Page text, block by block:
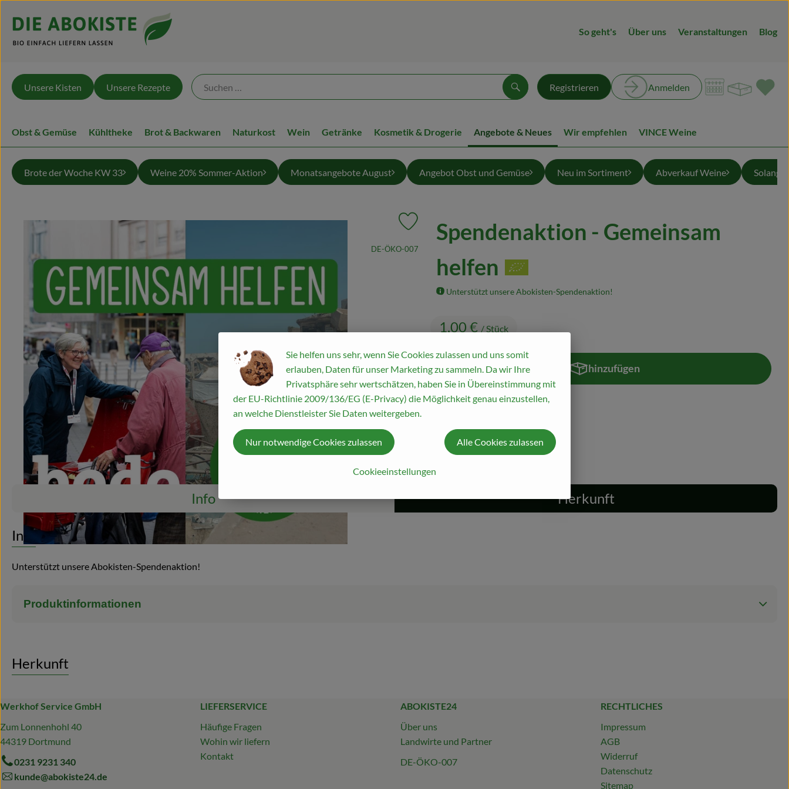
So geht's Über uns Veranstaltungen Blog
Registrieren Anmelden
Suchen
Unsere Kisten Unsere Rezepte
Obst & Gemüse Kühltheke Brot & Backwaren Naturkost Wein Getränke Kosmetik & Drogerie Angebote & Neues Wir empfehlen VINCE Weine
Brote der Woche KW 33 Weine 20% Sommer-Aktion Monatsangebote August Angebot Obst und Gemüse Neu im Sortiment Abverkauf Weine
Spendenaktion - Gemeinsam
helfen
Unterstützt unsere Abokisten-Spendenaktion!
1,00 € / Stück
Produkt zu Favouriten hinzufügen
, Kontrollstelle:
DE-ÖKO-007
hinzufügen
Produkt zum Warenkorb hinzufügen
Stück
#59005 1,00 €/ Stück 0% MwSt
Info
Herkunft
Entdecke passende Rezepte Es wurden keine passenden Rezepte gefunden.
Info
Unterstützt unsere Abokisten-Spendenaktion!
Produktinformationen
Herkunft
Werkhof Service GmbH
Zum Lonnenhohl 40
44319 Dortmund
0231 9231 340
kunde@abokiste24.de
LIEFERSERVICE
Häufige Fragen
Wohin wir liefern
Kontakt
ABOKISTE24
Über uns
Landwirte und Partner
DE-ÖKO-007
RECHTLICHES
Impressum
AGB
Widerruf
Datenschutz
Sitemap
Sie helfen uns sehr, wenn Sie Cookies zulassen und uns somit
erlauben, Daten für unser Marketing zu sammeln. Da wir Ihre
Privatsphäre sehr wertschätzen, haben Sie in Übereinstimmung mit
der EU-Richtlinie 2009/136/EG (E-Privacy) die Möglichkeit genau einzustellen,
an welche Dienstleister Sie Daten weitergeben.
Cookieeinstellungen
Nur notwendige Cookies zulassen Alle Cookies zulassen